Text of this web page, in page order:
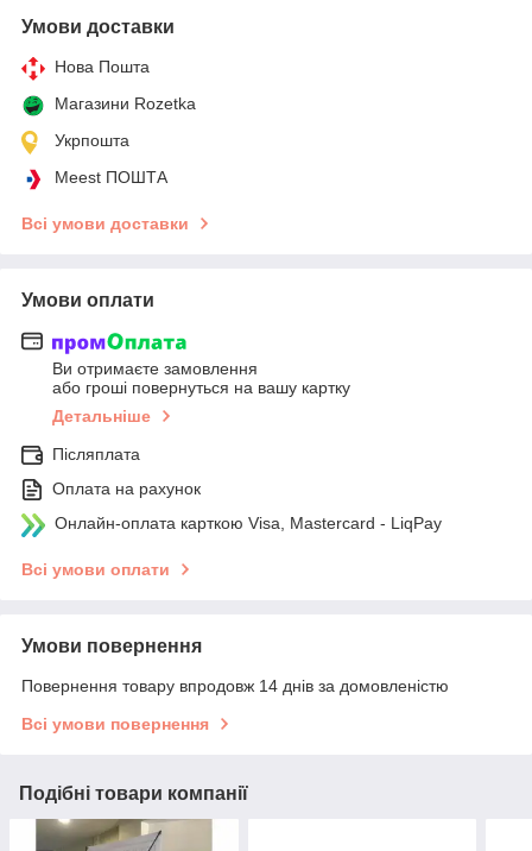
Умови доставки
Нова Пошта
Магазини Rozetka
Укрпошта
Meest ПОШТА
Всі умови доставки
Умови оплати
Ви отримаєте замовлення
або гроші повернуться на вашу картку
Детальніше
Післяплата
Оплата на рахунок
Онлайн-оплата карткою Visa, Mastercard - LiqPay
Всі умови оплати
Умови повернення
Повернення товару впродовж 14 днів за домовленістю
Всі умови повернення
Подібні товари компанії